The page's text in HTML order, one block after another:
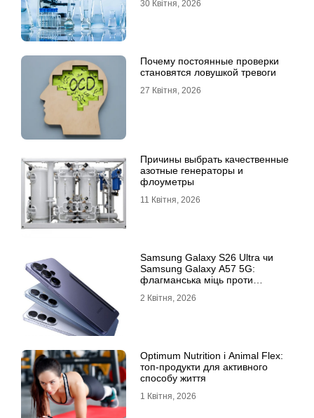
30 Квітня, 2026
Почему постоянные проверки
становятся ловушкой тревоги
27 Квітня, 2026
Причины выбрать качественные
азотные генераторы и
флоуметры
11 Квітня, 2026
Samsung Galaxy S26 Ultra чи
Samsung Galaxy A57 5G:
флагманська міць проти
2 Квітня, 2026
Optimum Nutrition і Animal Flex:
топ-продукти для активного
способу життя
1 Квітня, 2026